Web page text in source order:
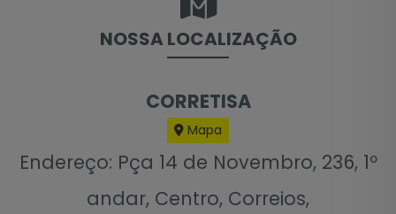
NOSSA LOCALIZAÇÃO
CORRETISA
Mapa
Endereço: Pça 14 de Novembro, 236, 1º
andar, Centro, Correios,